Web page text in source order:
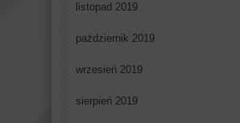
listopad 2019
październik 2019
wrzesień 2019
sierpień 2019